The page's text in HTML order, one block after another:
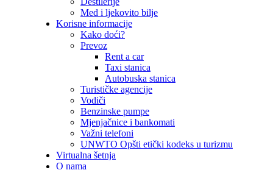
Med i ljekovito bilje
Korisne informacije
Kako doći?
Prevoz
Rent a car
Taxi stanica
Autobuska stanica
Turističke agencije
Vodiči
Benzinske pumpe
Mjenjačnice i bankomati
Važni telefoni
UNWTO Opšti etički kodeks u turizmu
Virtualna šetnja
O nama